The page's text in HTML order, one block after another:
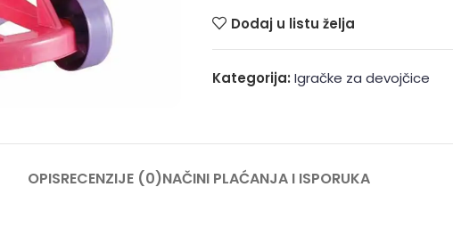
Dodaj u listu želja
Kategorija: Igračke za devojčice
OPISRECENZIJE (0)NAČINI PLAĆANJA I ISPORUKA